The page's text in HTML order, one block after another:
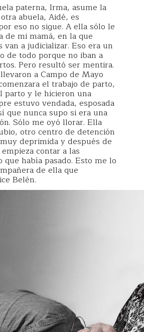
paterna, Irma, asume la
abuela, Aidé, es
eso no sigue. A ella sólo le
de mi mamá, en la que
van a judicializar. Eso era un
de todo porque no iban a
Pero resultó ser mentira.
a Campo de Mayo
el trabajo de parto,
parto y le hicieron una
estuvo vendada, esposada
que nunca supo si era una
Sólo me oyó llorar. Ella
otro centro de detención
deprimida y después de
contar a las
que había pasado. Esto me lo
de ella que
Belén.